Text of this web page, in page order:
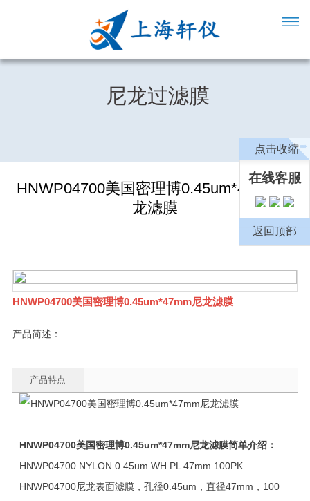
尼龙过滤膜
HNWP04700美国密理博0.45um*47mm尼
龙滤膜
HNWP04700美国密理博0.45um*47mm尼龙滤膜
产品简述：
产品特点
HNWP04700美国密理博0.45um*47mm尼龙滤膜简单介绍：
HNWP04700 NYLON 0.45um WH PL 47mm 100PK
HNWP04700尼龙表面滤膜，孔径0.45um，直径47mm，100
点击收缩
在线客服
返回顶部